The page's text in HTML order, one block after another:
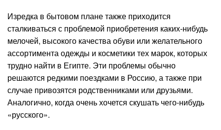
Изредка в бытовом плане также приходится
сталкиваться с проблемой приобретения каких-нибудь
мелочей, высокого качества обуви или желательного
ассортимента одежды и косметики тех марок, которых
трудно найти в Египте. Эти проблемы обычно
решаются редкими поездками в Россию, а также при
случае привозятся родственниками или друзьями.
Аналогично, когда очень хочется скушать чего-нибудь
«русского».